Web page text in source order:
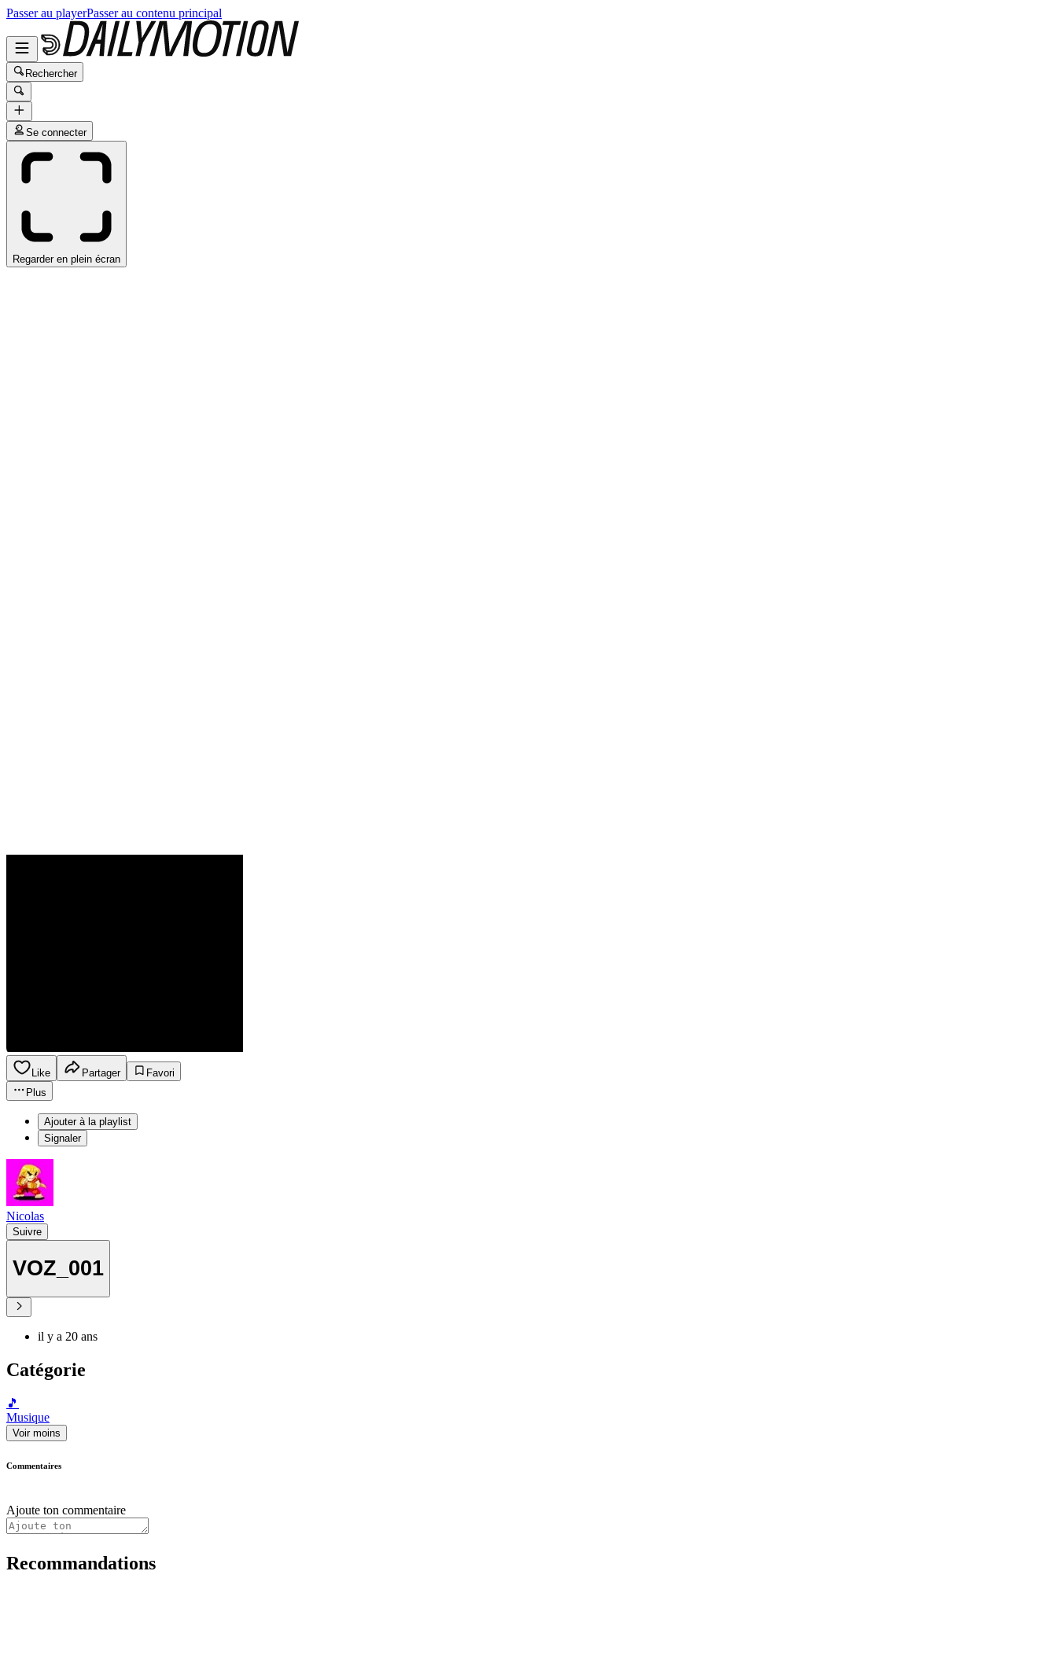
Passer au playerPasser au contenu principal
Rechercher
Se connecter
Regarder en plein écran
Like Partager
Favori
Plus
Ajouter à la playlist
Signaler
Nicolas
Suivre
VOZ_001
il y a 20 ans
Catégorie
🎵
Musique
Voir moins
Commentaires
Ajoute ton commentaire
Recommandations